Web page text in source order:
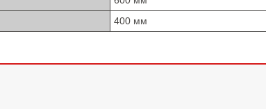
400 мм